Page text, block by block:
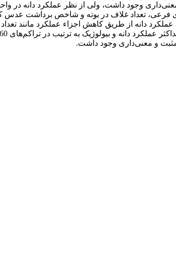
وجود داشت، ولی از نظر عملکرد دانه در
فرعی، تعداد غلاف در بوته و شاخص برداشت عدس
دانه از طریق کاهش اجزاء عملکرد مانند
مثبت و معنی‌داری وجود داشت.